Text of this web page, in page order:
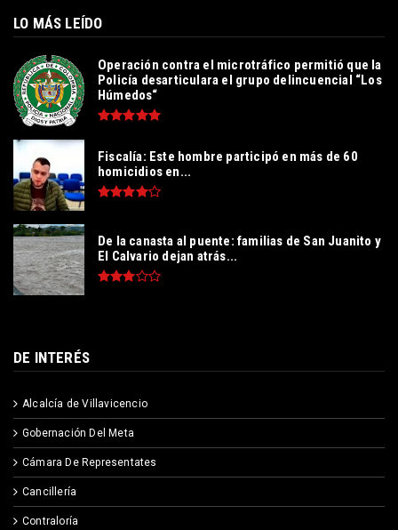
LO MÁS LEÍDO
Operación contra el microtráfico permitió que la
Policía desarticulara el grupo delincuencial “Los
Húmedos“
Fiscalía: Este hombre participó en más de 60
homicidios en...
De la canasta al puente: familias de San Juanito y
El Calvario dejan atrás...
DE INTERÉS
Alcalcía de Villavicencio
Gobernación Del Meta
Cámara De Representates
Cancillería
Contraloría